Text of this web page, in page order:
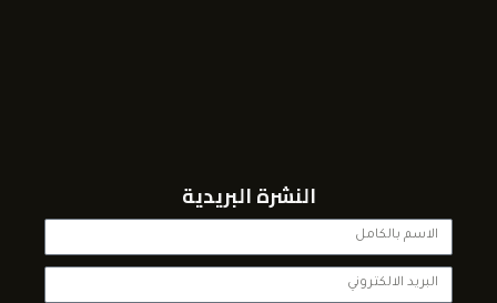
النشرة البريدية